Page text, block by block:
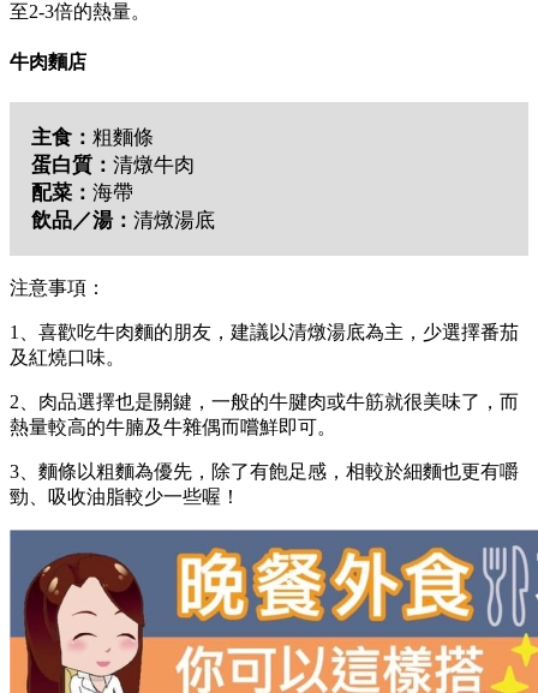
至2-3倍的熱量。
牛肉麵店
主食： 粗麵條
蛋白質： 清燉牛肉
配菜： 海帶
飲品／湯： 清燉湯底
注意事項：
1、喜歡吃牛肉麵的朋友，建議以清燉湯底為主，少選擇番茄
及紅燒口味。
2、肉品選擇也是關鍵，一般的牛腱肉或牛筋就很美味了，而
熱量較高的牛腩及牛雜偶而嚐鮮即可。
3、麵條以粗麵為優先，除了有飽足感，相較於細麵也更有嚼
勁、吸收油脂較少一些喔！